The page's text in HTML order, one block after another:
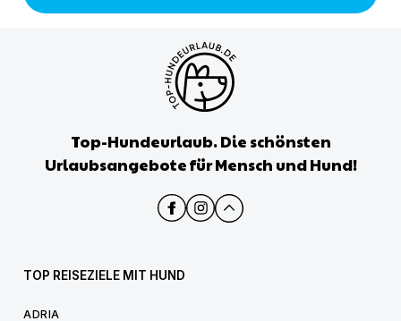
Top-Hundeurlaub. Die schönsten
Urlaubsangebote für Mensch und Hund!
TOP REISEZIELE MIT HUND
ADRIA